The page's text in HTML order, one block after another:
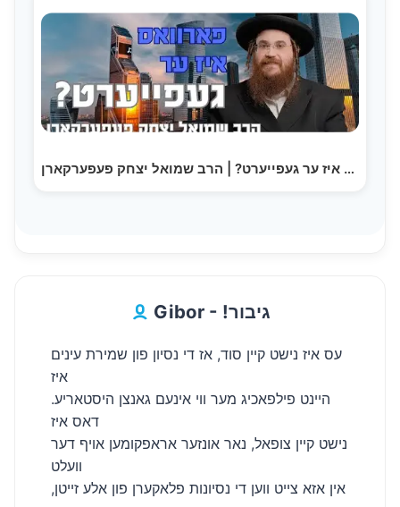
פארוואס איז ער געפייערט? | הרב שמואל יצחק פעפערקארן
Gibor - !גיבור
עס איז נישט קיין סוד, אז די נסיון פון שמירת עינים
איז
היינט פילפאכיג מער ווי אינעם גאנצן היסטאריע.
דאס איז
נישט קיין צופאל, נאר אונזער אראפקומען אויף דער
וועלט
אין אזא צייט ווען די נסיונות פלאקערן פון אלע זייטן,